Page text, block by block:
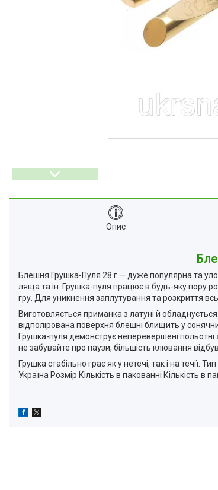
Опис
Блешня Грушка-Пуля 28 г — дуже популярна та
ляща та ін. Грушка-пуля працює в будь-яку пору
гру. Для уникнення заплутування та розкриття
Виготовляється приманка з латуні й
відполірована поверхня блешні блищить у
Грушка-пуля демонструє неперевершені
не забувайте про паузи, більшість клювання
Грушка стабільно грає як у нетечі, так і на
Україна Розмір Кількість в пакованні Кількість в